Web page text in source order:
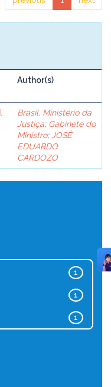
Author(s)
Brasil. Ministério da
Justiça; Gabinete do
Ministro; JOSÉ
EDUARDO
CARDOZO
1
1
1